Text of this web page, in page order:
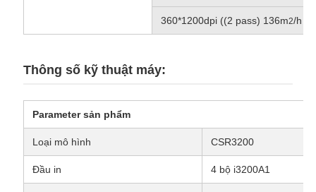
360*1200dpi ((2 pass) 136m2/h
Thông số kỹ thuật máy:
Parameter sản phẩm
Loại mô hình CSR3200
Đầu in 4 bộ i3200A1